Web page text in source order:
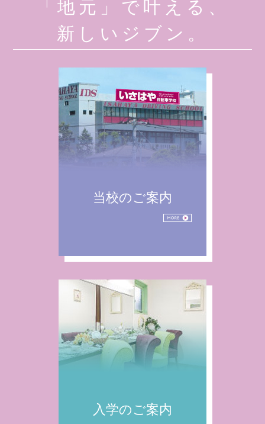
「地元」で叶える、
新しいジブン。
当校のご案内
入学のご案内